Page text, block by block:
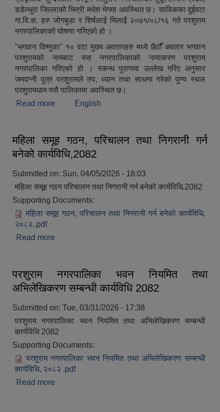
डडेल्धुरा जिल्लाको भित्री मधेश भेगमा अवस्थित छ। साविकका दुईवटा
गा.वि.स. हरु जोगबुडा र शिर्षलाई मिलाई २०७१/०८/१६ गते परशुराम
नगरपालिकाको घोषणा गरिएको हो ।
"भगवान विष्णुका" १० वटा मुख्य अवतारहरु मध्ये छैठौँ अवतार भगवान
परशुरामको नामबाट यस नगरपालिकाको नामाकरण परशुराम
नगरपालिका गरिएको हो । स्कन्ध पुराणमा उल्लेख गरिए अनुसार
जमदग्नी पुत्र परशुरामले तप, ध्यान तथा साधना गरेको पुण्य स्थल
परशुरामधाम यसै पालिकामा अवस्थित छ।
Read more about संक्षिप्त परिचय
English
महिला समूह गठन, परिचालन तथा निगरानी गर्न
बनेको कार्यविधि,2082
Submitted on: Sun, 04/05/2026 - 18:03
महिला समूह गठन परिचालन तथा निगरानी गर्न बनेको कार्यविधि,2082
Supporting Documents:
महिला समूह गठन, परिचालन तथा निगरानी गर्न बनेको कार्यविधि,
२०८२..pdf
Read more
परशुराम नगरपालिका भवन नियमित तथा
अभिलेखिकरण सम्बन्धी कार्यविधि 2082
Submitted on: Tue, 03/31/2026 - 17:38
परशुराम नगरपालिका भवन नियमित तथा अभिलेखिकरण सम्बन्धी
कार्यविधि 2082
Supporting Documents:
परशुराम नगरपालिका भवन नियमित तथा अभिलेखिकरण सम्बन्धी
कार्यविधि, २०८२ .pdf
Read more